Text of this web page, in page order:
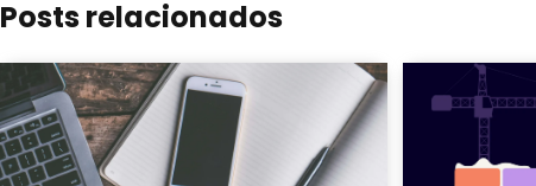
Posts relacionados